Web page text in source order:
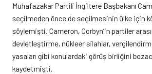
Muhafazakar Partili İngiltere Başbakanı
seçilmeden önce de seçilmesinin ülke için
söylemişti. Cameron, Corbyn’in partiler
devletleştirme, nükleer silahlar,
yasaları gibi konulardaki görüş birliğini
kaydetmişti.